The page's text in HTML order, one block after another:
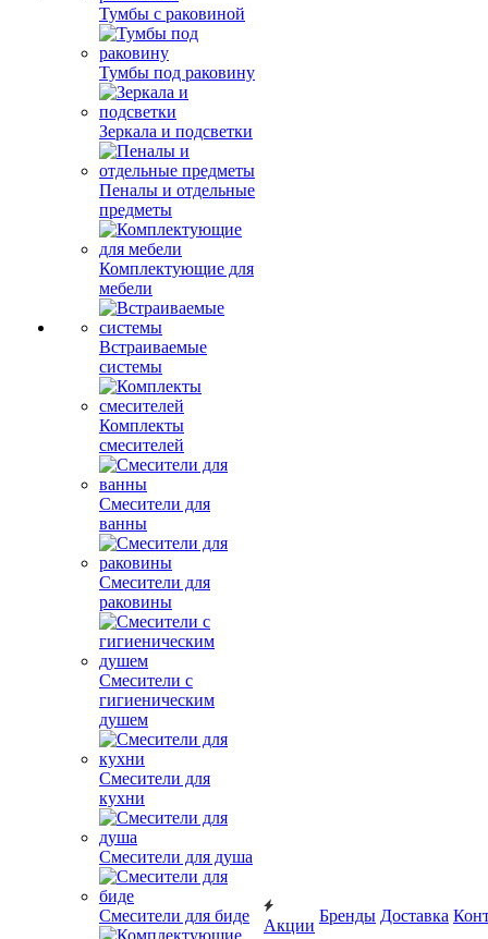
Тумбы с раковиной
Тумбы под раковину
Зеркала и подсветки
Пеналы и отдельные
предметы
Комплектующие для
мебели
Встраиваемые
системы
Комплекты
смесителей
Смесители для
ванны
Смесители для
раковины
Смесители с
гигиеническим
душем
Смесители для
кухни
Смесители для душа
Смесители для биде
Акции
Бренды Доставка